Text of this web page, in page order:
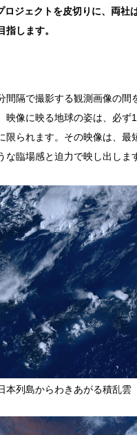
ジェクトを皮切りに、両社
します。
隔で撮影する観測画像の間
像に映る地球の姿は、必ず
られます。その映像は、最
臨場感と迫力で映し出しま
本列島からわきあがる積乱雲